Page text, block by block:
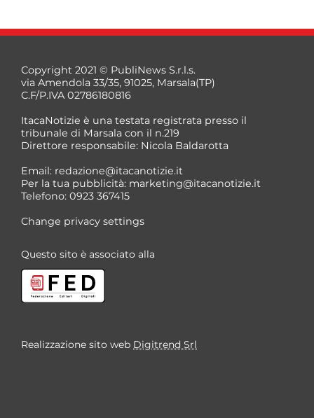
*
Copyright 2021 © PubliNews S.r.l.s.
via Amendola 33/35, 91025, Marsala(TP)
C.F/P.IVA 02786180816
ItacaNotizie è una testata registrata presso il
tribunale di Marsala con il n.219
Direttore responsabile: Nicola Baldarotta
Email: redazione@itacanotizie.it
Per la tua pubblicità: marketing@itacanotizie.it
Telefono: 0923 367415
Change privacy settings
Questo sito è associato alla
Realizzazione sito web Digitrend Srl